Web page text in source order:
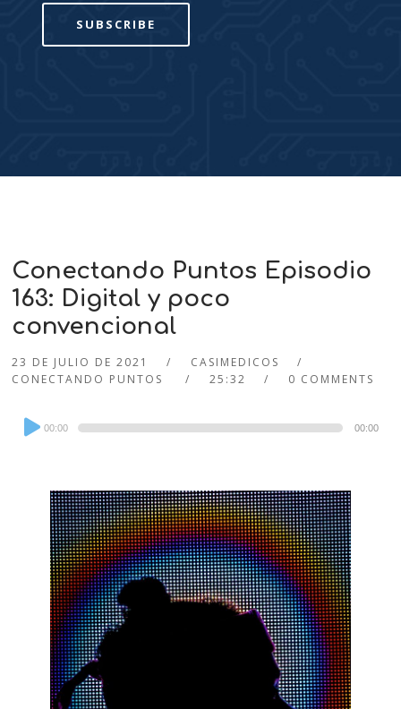
SUBSCRIBE
Conectando Puntos Episodio
163: Digital y poco
convencional
23 DE JULIO DE 2021
CASIMEDICOS
CONECTANDO PUNTOS
25:32 0 COMMENTS
Audio
Player
00:00 00:00